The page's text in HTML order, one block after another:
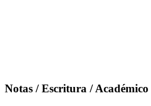
Notas / Escritura / Académico